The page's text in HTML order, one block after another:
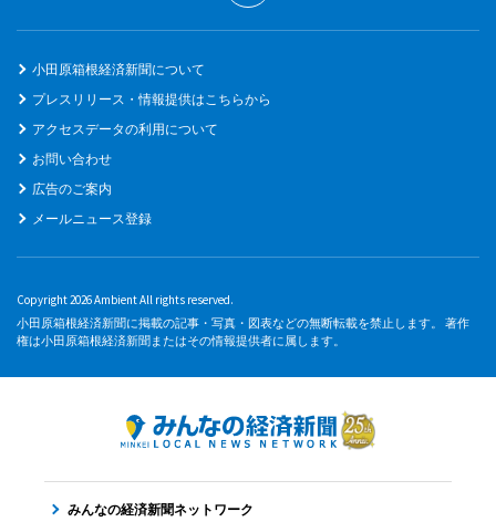
小田原箱根経済新聞について
プレスリリース・情報提供はこちらから
アクセスデータの利用について
お問い合わせ
広告のご案内
メールニュース登録
Copyright 2026 Ambient All rights reserved.
小田原箱根経済新聞に掲載の記事・写真・図表などの無断転載を禁止します。 著作
権は小田原箱根経済新聞またはその情報提供者に属します。
みんなの経済新聞ネットワーク